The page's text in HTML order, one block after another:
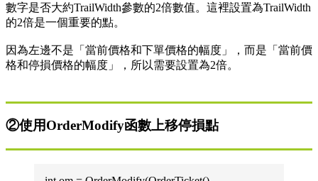
數字是否大約TrailWidth參數的2倍數值。這裡設置為TrailWidth
的2倍是一個重要的點。
因為左邊不是「當前價格和下單價格的幅度」，而是「當前價
格和停損價格的幅度」，所以需要設置為2倍。
②使用OrderModify函數上移停損點